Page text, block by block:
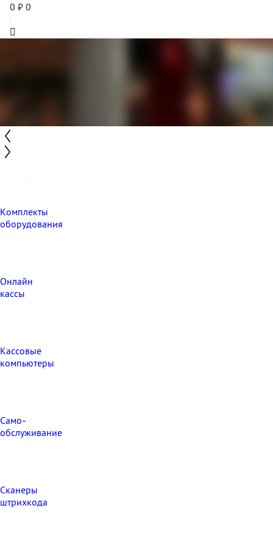
0 ₽ 0
Комплекты
оборудования
Онлайн
кассы
Кассовые
компьютеры
Само-
обслуживание
Сканеры
штрихкода